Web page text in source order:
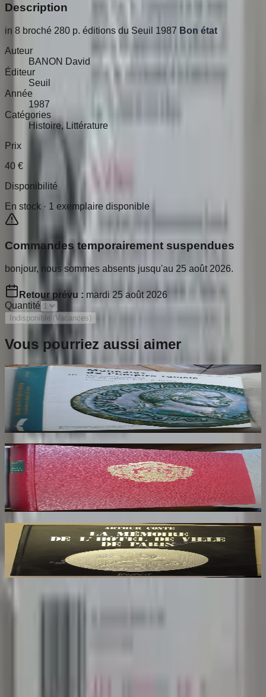
Description
in 8 broché 280 p. éditions du Seuil 1987 Bon état
Auteur
BANON David
Éditeur
Seuil
Année
1987
Catégories
Histoire, Littérature
Prix
40 €
Disponibilité
En stock · 1 exemplaire disponible
Commandes temporairement suspendues
bonjour, nous sommes absents jusqu'au 25 août 2026.
Retour prévu : mardi 25 août 2026
Quantité
Indisponible (Vacances)
Vous pourriez aussi aimer
Catalogue Monnaies de l'Empire Romain.
Tome 3. Jean Baptiste Giard
GIARD Jean Baptiste
80€
Armorial de la Ville de Paris. Dédicaces au
Maire de Paris
HERON DE VILLEFOSSE
85€
La Mémoire de l'Hôtel de Ville de Paris
CONTE Arthur
26 €